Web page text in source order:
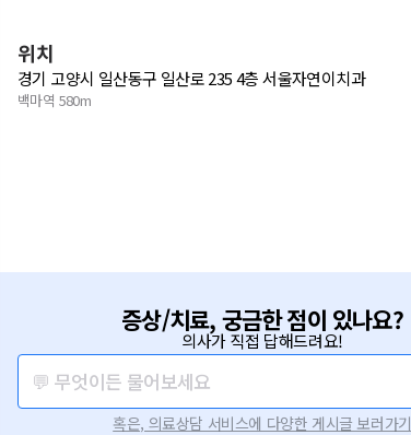
위치
경기 고양시 일산동구 일산로 235 4층 서울자연이치과
백마역 580m
증상/치료, 궁금한 점이 있나요?
의사가 직접 답해드려요!
💬 무엇이든 물어보세요
혹은, 의료상담 서비스에 다양한 게시글 보러가기